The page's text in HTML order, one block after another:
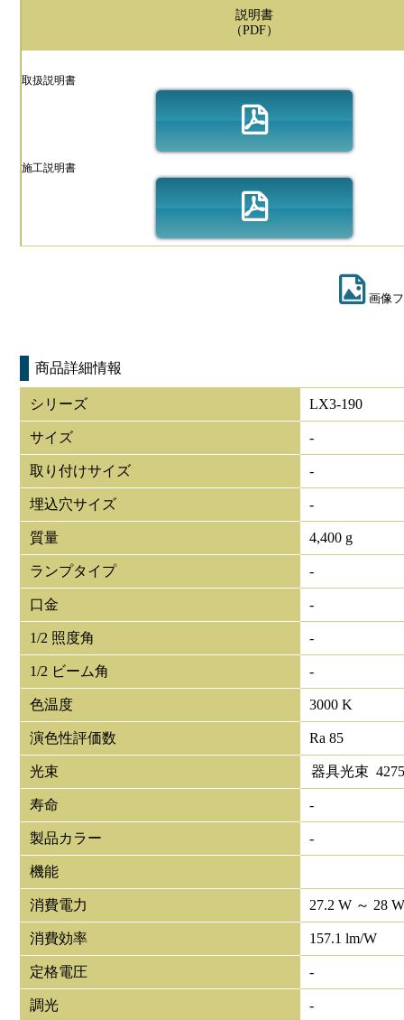
説明書
（PDF）
取扱説明書
施工説明書
画像
商品詳細情報
シリーズ LX3-190
サイズ -
取り付けサイズ -
埋込穴サイズ -
質量 4,400 g
ランプタイプ -
口金 -
1/2 照度角 -
1/2 ビーム角 -
色温度 3000 K
演色性評価数 Ra 85
光束 器具光束
寿命 -
製品カラー -
機能
消費電力 27.2 W ～ 28
消費効率 157.1 lm/W
定格電圧 -
調光 -